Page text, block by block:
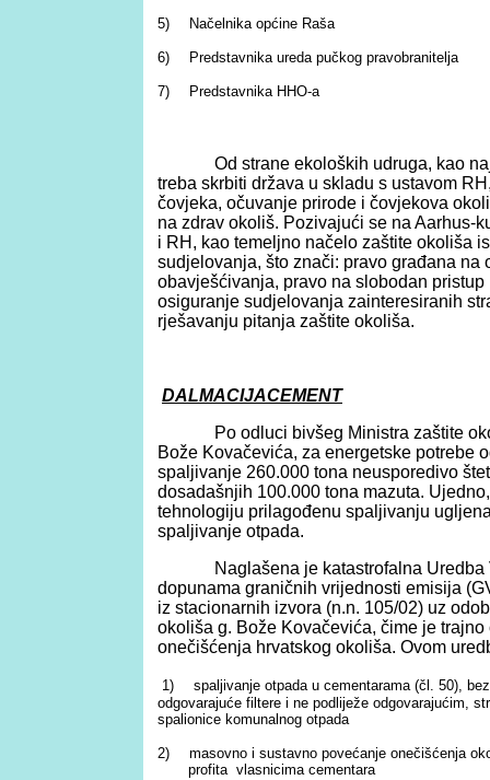
5) Načelnika općine Raša
6) Predstavnika ureda pučkog pravobranitelja
7) Predstavnika HHO-a
Od strane ekoloških udruga, kao
treba skrbiti država u skladu s ustavom
čovjeka, očuvanje prirode i čovjekova
na zdrav okoliš. Pozivajući se na Aarhus-
i RH, kao temeljno načelo zaštite okoliša
sudjelovanja, što znači: pravo građana na
obavješćivanja, pravo na slobodan
osiguranje sudjelovanja zainteresiranih
rješavanju pitanja zaštite okoliša.
DALMACIJACEMENT
Po odluci bivšeg Ministra zaštite
Bože Kovačevića, za energetske potrebe
spaljivanje 260.000 tona neusporedivo
dosadašnjih 100.000 tona mazuta.
tehnologiju prilagođenu spaljivanju
spaljivanje otpada.
Naglašena je katastrofalna Uredba
dopunama graničnih vrijednosti emisija
iz stacionarnih izvora (n.n. 105/02) uz
okoliša g. Bože Kovačevića, čime je
onečišćenja hrvatskog okoliša. Ovom
1)
spaljivanje otpada u cementarama (čl. 50),
odgovarajuće filtere i ne podliježe odgovarajućim,
spalionice komunalnog otpada
2)
masovno i sustavno povećanje onečišćenja
profita vlasnicima cementara